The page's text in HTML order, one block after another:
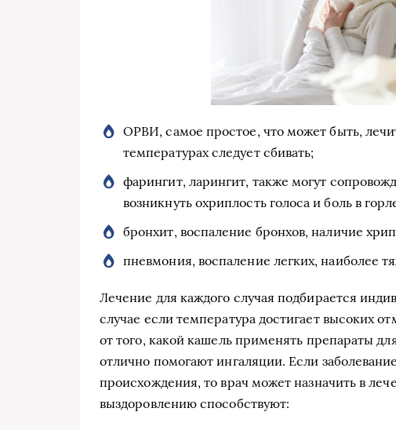
ОРВИ, самое простое, что может быть,
температурах следует сбивать;
фарингит, ларингит, также могут
возникнуть охриплость голоса и боль в
бронхит, воспаление бронхов, наличие
пневмония, воспаление легких, наиболее
Лечение для каждого случая подбирается
случае если температура достигает высоких
от того, какой кашель применять препараты
отлично помогают ингаляции. Если
происхождения, то врач может назначить в
выздоровлению способствуют: